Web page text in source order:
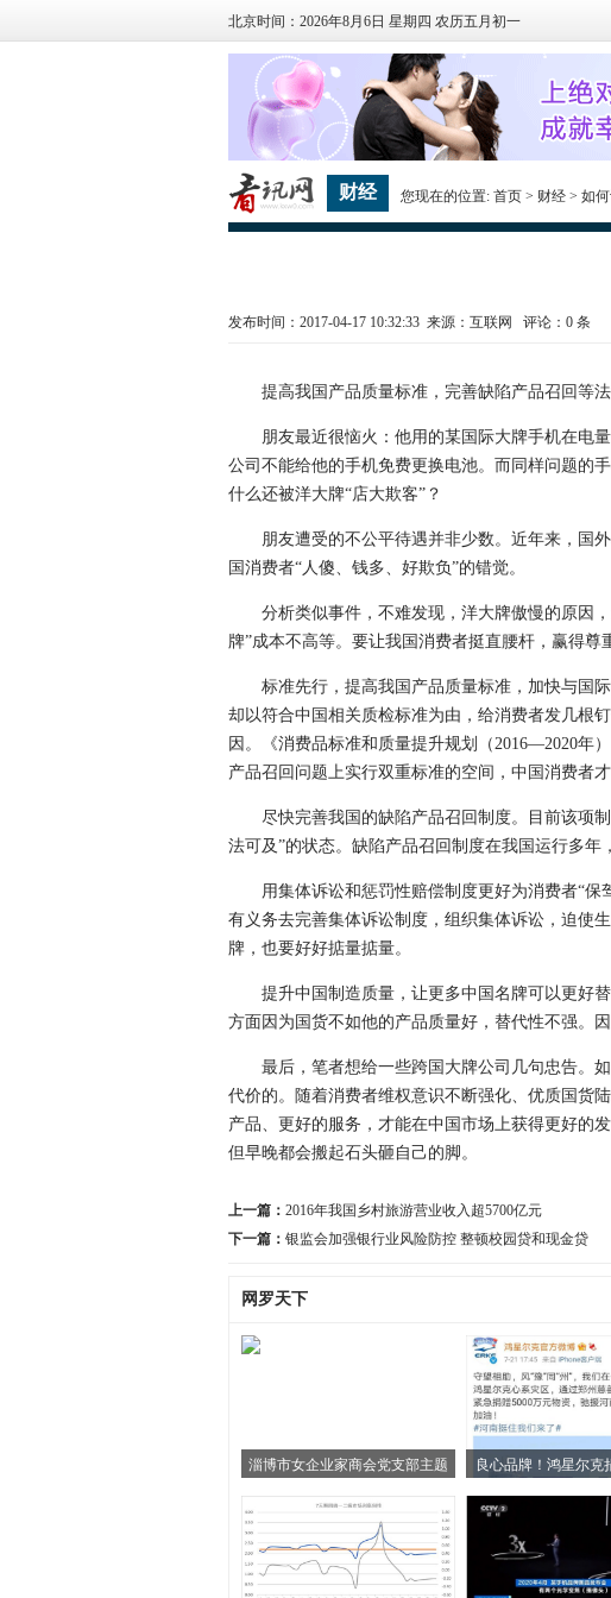
北京时间：2026年8月6日 星期四 农历五月初一
财经 您现在的位置:首页 > 财经 > 如
发布时间：2017-04-17 10:32:33 来源：互联网 评论： 0 条
提高我国产品质量标准，完善缺陷产品召回等法
朋友最近很恼火：他用的某国际大牌手机在电量
公司不能给他的手机免费更换电池。而同样问题的
什么还被洋大牌“店大欺客”？
朋友遭受的不公平待遇并非少数。近年来，国外
国消费者“人傻、钱多、好欺负”的错觉。
分析类似事件，不难发现，洋大牌傲慢的原因，
牌”成本不高等。要让我国消费者挺直腰杆，赢得尊
标准先行，提高我国产品质量标准，加快与国际
却以符合中国相关质检标准为由，给消费者发几根
因。《消费品标准和质量提升规划（2016—2020年
产品召回问题上实行双重标准的空间，中国消费者才
尽快完善我国的缺陷产品召回制度。目前该项制
法可及”的状态。缺陷产品召回制度在我国运行多
用集体诉讼和惩罚性赔偿制度更好为消费者“保
有义务去完善集体诉讼制度，组织集体诉讼，迫使
牌，也要好好掂量掂量。
提升中国制造质量，让更多中国名牌可以更好替
方面因为国货不如他的产品质量好，替代性不强。
最后，笔者想给一些跨国大牌公司几句忠告。如
代价的。随着消费者维权意识不断强化、优质国货
产品、更好的服务，才能在中国市场上获得更好的
但早晚都会搬起石头砸自己的脚。
上一篇： 2016年我国乡村旅游营业收入超5700亿元
下一篇： 银监会加强银行业风险防控 整顿校园贷和现金贷
网罗天下
淄博市女企业家商会党支部主题 良心品牌！鸿星尔克